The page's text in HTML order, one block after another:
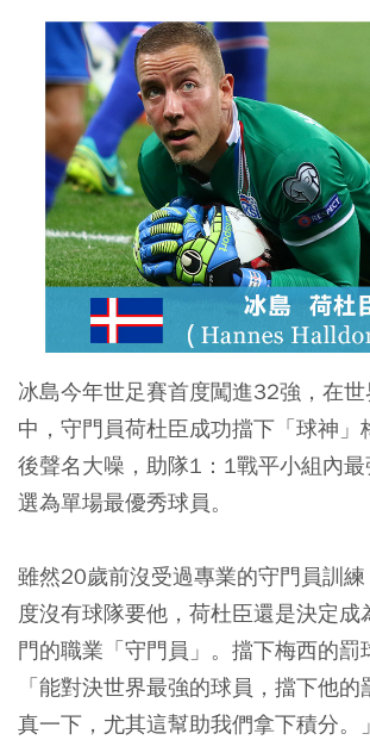
冰島今年世足賽首度闖進32強，在
中，守門員荷杜臣成功擋下「球神」
後聲名大噪，助隊1：1戰平小組內
選為單場最優秀球員。
雖然20歲前沒受過專業的守門員訓
度沒有球隊要他，荷杜臣還是決定成
門的職業「守門員」。擋下梅西的罰
「能對決世界最強的球員，擋下他
真一下，尤其這幫助我們拿下積分。」